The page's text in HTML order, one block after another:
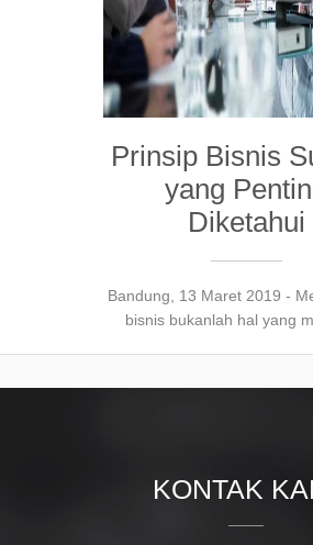
Prinsip Bisnis
yang
Diketahui
Bandung, 13 Maret 2019 -
bisnis bukanlah hal yang
KONTAK